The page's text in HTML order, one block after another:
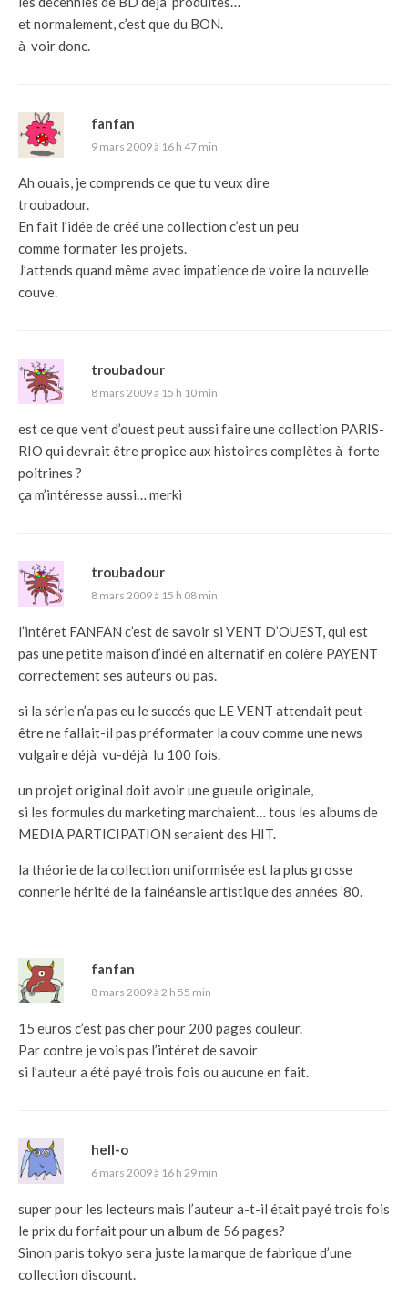
et normalement, c’est que du BON.
à voir donc.
fanfan
9 mars 2009 à 16 h 47 min
Ah ouais, je comprends ce que tu veux dire
troubadour.
En fait l’idée de créé une collection c’est un peu
comme formater les projets.
J’attends quand même avec impatience de voire la nouvelle
couve.
troubadour
8 mars 2009 à 15 h 10 min
est ce que vent d’ouest peut aussi faire une collection PARIS-
RIO qui devrait être propice aux histoires complètes à forte
poitrines ?
ça m’intéresse aussi… merki
troubadour
8 mars 2009 à 15 h 08 min
l’intêret FANFAN c’est de savoir si VENT D’OUEST, qui est
pas une petite maison d’indé en alternatif en colère PAYENT
correctement ses auteurs ou pas.
si la série n’a pas eu le succés que LE VENT attendait peut-
être ne fallait-il pas préformater la couv comme une news
vulgaire déjà vu-déjà lu 100 fois.
un projet original doit avoir une gueule originale,
si les formules du marketing marchaient… tous les albums de
MEDIA PARTICIPATION seraient des HIT.
la théorie de la collection uniformisée est la plus grosse
connerie hérité de la fainéansie artistique des années ’80.
fanfan
8 mars 2009 à 2 h 55 min
15 euros c’est pas cher pour 200 pages couleur.
Par contre je vois pas l’intéret de savoir
si l’auteur a été payé trois fois ou aucune en fait.
hell-o
6 mars 2009 à 16 h 29 min
super pour les lecteurs mais l’auteur a-t-il était payé trois fois
le prix du forfait pour un album de 56 pages?
Sinon paris tokyo sera juste la marque de fabrique d’une
collection discount.